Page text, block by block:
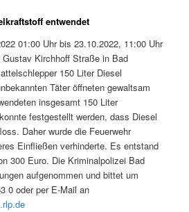
entwendet
01:00 Uhr bis 23.10.2022, 11:00 Uhr
Kirchhoff Straße in Bad
150 Liter Diesel
Täter öffneten gewaltsam
insgesamt 150 Liter
festgestellt werden, dass Diesel
Daher wurde die Feuerwehr
Einfließen verhinderte. Es entstand
300 Euro. Die Kriminalpolizei Bad
aufgenommen und bittet um
0 oder per E-Mail an